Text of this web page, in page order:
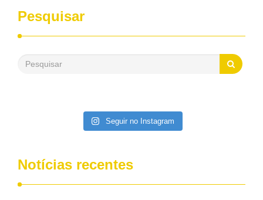
desenvolvimento dos seus municípios e, somente o ano
passado, essa Fundação distribuiu mais de três bilhões de
reais, com suas maravilhosas ações, dentre alas, mais de
saneamento básico, em pequenas comunidades rurais.
Patriota disse ainda que, mesmo sem mandato,
Pesquisar
Seguir no Instagram
Notícias recentes